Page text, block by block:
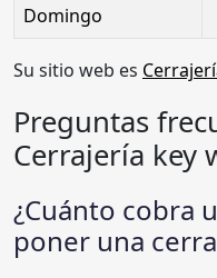
Domingo
Su sitio web es
Preguntas
Cerrajería key
¿Cuánto cobra
poner una